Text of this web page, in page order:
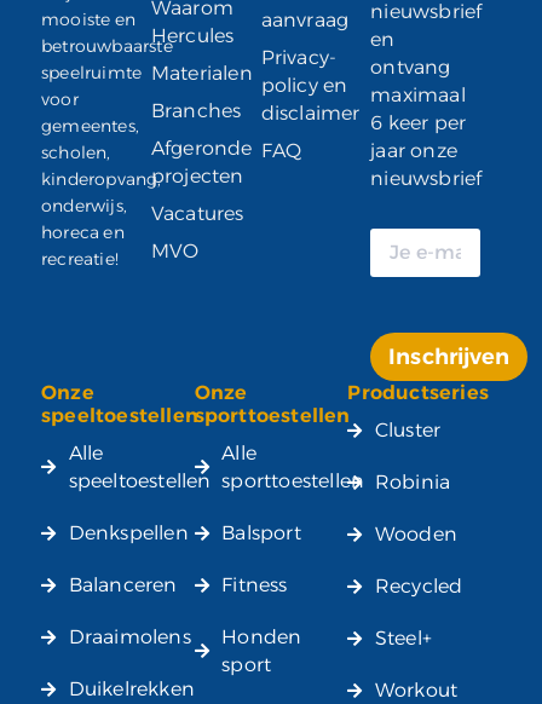
mooiste en
betrouwbaarste
speelruimte
voor
gemeentes,
scholen,
kinderopvang,
onderwijs,
horeca en
recreatie!
Waarom
Hercules
Materialen
Branches
Afgeronde
projecten
Vacatures
MVO
aanvraag
Privacy-
policy en
disclaimer
FAQ
nieuwsbrief
en
ontvang
maximaal
6 keer per
jaar onze
nieuwsbrief
Inschrijven
Alternative:
Onze
speeltoestellen
Alle
speeltoestellen
Denkspellen
Balanceren
Draaimolens
Duikelrekken
Onze
sporttoestellen
Alle
sporttoestellen
Balsport
Fitness
Honden
sport
Productseries
Cluster
Robinia
Wooden
Recycled
Steel+
Workout